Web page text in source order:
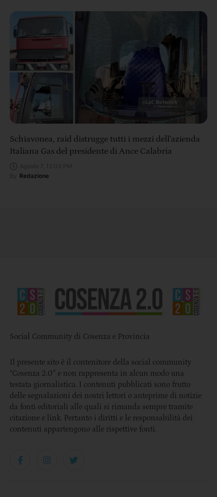
Schiavonea, raid distrugge tutti i mezzi dell’azienda
Italiana Gas del presidente di Ance Calabria
Redazione
Social Community di Cosenza e Provincia
Il presente sito è il contenitore della social community
“Cosenza 2.0” e non rappresenta in alcun modo una
testata giornalistica. I contenuti pubblicati sono frutto
delle segnalazioni dei nostri lettori o anteprime di notizie
da fonti editoriali alle quali si rimanda sempre tramite
citazione e link. Pertanto i diritti e le responsabilità dei
contenuti appartengono alle rispettive fonti.